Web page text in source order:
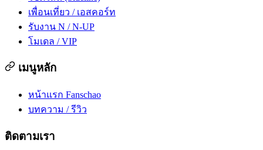
เพื่อนเที่ยว / เอสคอร์ท
รับงาน N / N-UP
โมเดล / VIP
เมนูหลัก
หน้าแรก Fanschao
บทความ / รีวิว
ติดตามเรา